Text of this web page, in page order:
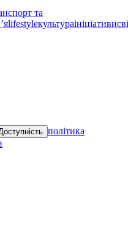
та
lifestyleкультураініціативи
політика